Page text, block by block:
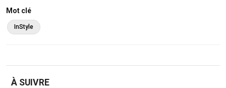
lancement de sa marque
deskincare
pour elle d'entamer un véritable
elle a dévoilé les tendances officewear qui
feront les belles heures de l'
Mot clé
InStyle
À SUIVRE